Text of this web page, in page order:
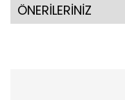
ÖNERİLERİNİZ